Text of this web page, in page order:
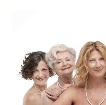
“Settembre dell’Accademia”
consecutivo. Il pubblico
giovani artisti della Baltic Sea
volta. L’orchestra, fondata
da un prestigioso consiglio di